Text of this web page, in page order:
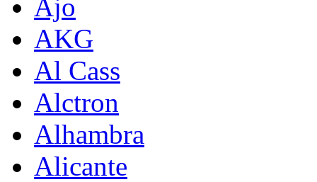
Ajo
AKG
Al Cass
Alctron
Alhambra
Alicante